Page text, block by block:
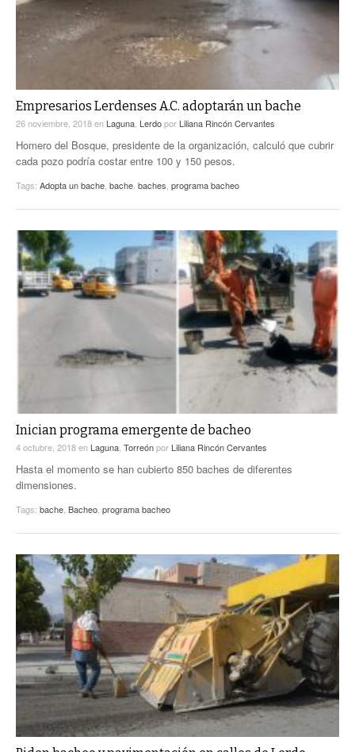
Empresarios Lerdenses A.C. adoptarán un bache
26 noviembre, 2018en Laguna Lerdopor Liliana Rincón Cervantes
Homero del Bosque, presidente de la organización, calculó que cubrir
cada pozo podría costar entre 100 y 150 pesos.
Tags: Adopta un bache bache baches programa bacheo
Inician programa emergente de bacheo
4 octubre, 2018en Laguna Torreónpor Liliana Rincón Cervantes
Hasta el momento se han cubierto 850 baches de diferentes
dimensiones.
Tags: bache Bacheo programa bacheo